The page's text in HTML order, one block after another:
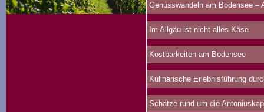
Genusswandeln am Bodensee –
Im Allgäu ist nicht alles Käse
Kostbarkeiten am Bodensee
Kulinarische Erlebnisführung
Schätze rund um die